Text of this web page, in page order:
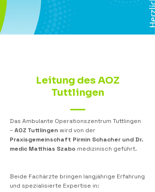
Leitung des AOZ
Tuttlingen
Das Ambulante Operationszentrum Tuttlingen
–AOZ Tuttlingen wird von der
Praxisgemeinschaft Pirmin Schacher und Dr.
medic Matthias Szabo medizinisch geführt.
Beide Fachärzte bringen langjährige Erfahrung
und spezialisierte Expertise in: